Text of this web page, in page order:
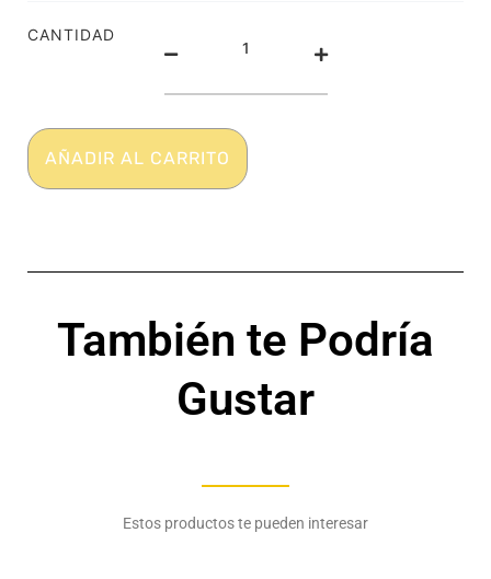
CANTIDAD
Algodón
LGTB+
colección
AÑADIR AL CARRITO
También te Podría
Gustar
Estos productos te pueden interesar